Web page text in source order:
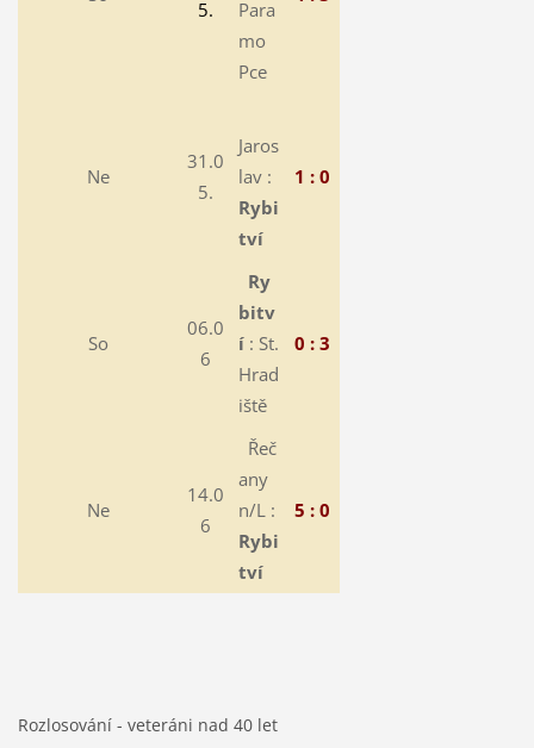
5.
Para
mo
Pce
Ne
31.0
5.
Jaros
lav :
Rybi
tví
1 : 0
So
06.0
6
Ry
bitv
í: St.
Hrad
iště
0 : 3
Ne
14.0
6
Řeč
any
n/L :
Rybi
tví
5 : 0
Rozlosování - veteráni nad 40 let